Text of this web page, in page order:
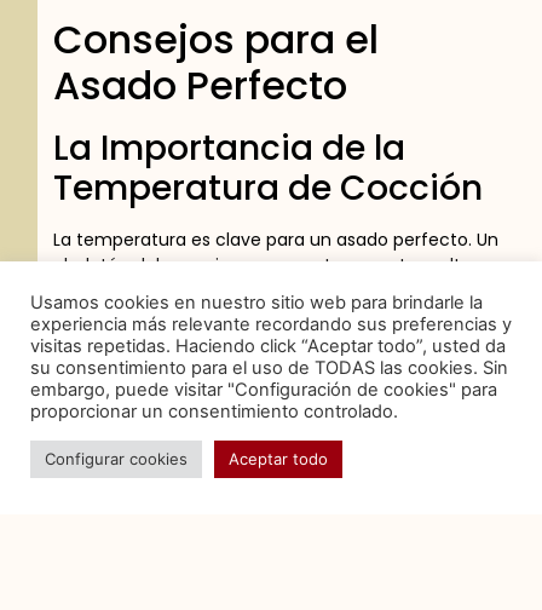
Consejos para el
Asado Perfecto
La Importancia de la
Temperatura de Cocción
La temperatura es clave para un asado perfecto. Un
chuletón debe cocinarse a una temperatura alta
para sellar los jugos y obtener una corteza dorada.
Utiliza un termómetro de cocina para medir con
precisión el punto interno de la carne.
Cuándo y Cómo
Salpimentar el Chuletón
Salpimentar el chuletón es esencial para realzar su
Usamos cookies en nuestro sitio web para brindarle la
experiencia más relevante recordando sus preferencias y
visitas repetidas. Haciendo click “Aceptar todo”, usted da
su consentimiento para el uso de TODAS las cookies. Sin
embargo, puede visitar "Configuración de cookies" para
proporcionar un consentimiento controlado.
Configurar cookies Aceptar todo